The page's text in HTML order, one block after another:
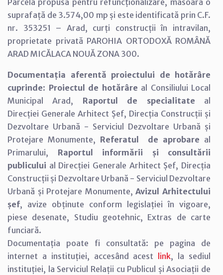
suprafață de 3.574,00 mp și este identificată prin C.F.
nr. 353251 – Arad, curți construcții în intravilan,
proprietate privată PAROHIA ORTODOXĂ ROMÂNĂ
ARAD MICĂLACA NOUĂ ZONA 300.
Documentația aferentă proiectului de hotărâre
cuprinde: Proiectul de hotărâre al Consiliului Local
Municipal Arad, Raportul de specialitate al
Direcției Generale Arhitect Șef, Direcția Construcții și
Dezvoltare Urbană - Serviciul Dezvoltare Urbană și
Protejare Monumente, Referatul de aprobare al
Primarului, Raportul informării și consultării
publicului al Direcției Generale Arhitect Șef, Direcția
Construcții și Dezvoltare Urbană - Serviciul Dezvoltare
Urbană și Protejare Monumente,Avizul Arhitectului
șef, avize obținute conform legislației în vigoare,
piese desenate, Studiu geotehnic, Extras de carte
funciară.
Documentația poate fi consultată: pe pagina de
internet a instituției, accesând acest link, la sediul
instituției, la Serviciul Relații cu Publicul și Asociații de